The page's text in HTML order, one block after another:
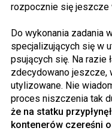
rozpocznie się jeszcze
Do wykonania zadania
specjalizujących się w
psujących się. Na razie
zdecydowano jeszcze,
utylizowane. Nie
proces niszczenia tak
że na statku
kontenerów czereśni